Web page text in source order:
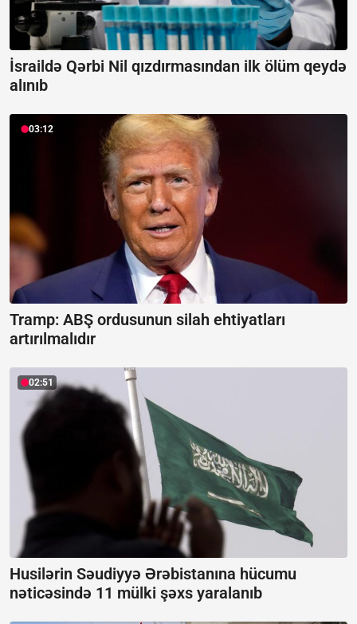
İsraildə Qərbi Nil qızdırmasından ilk ölüm qeydə
alınıb
03:12
Tramp: ABŞ ordusunun silah ehtiyatları
artırılmalıdır
02:51
Husilərin Səudiyyə Ərəbistanına hücumu
nəticəsində 11 mülki şəxs yaralanıb